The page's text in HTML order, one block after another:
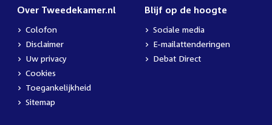
Over Tweedekamer.nl
Colofon
Disclaimer
Uw privacy
Cookies
Toegankelijkheid
Sitemap
Blijf op de hoogte
Sociale media
E-mailattenderingen
Debat Direct